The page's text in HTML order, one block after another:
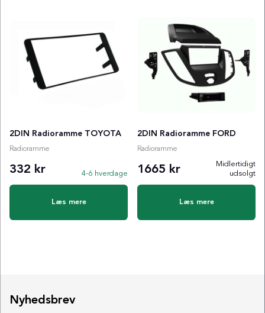
2DIN Radioramme TOYOTA
Radioramme
332 kr 4-6 hverdage
Læs mere
2DIN Radioramme FORD
Radioramme
1665 kr
Midlertidigt
udsolgt
Læs mere
Nyhedsbrev